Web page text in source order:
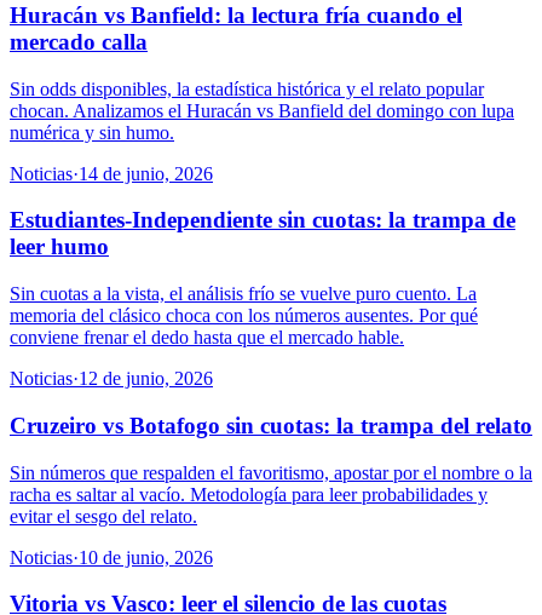
Huracán vs Banfield: la lectura fría cuando el
mercado calla
Sin odds disponibles, la estadística histórica y el relato popular
chocan. Analizamos el Huracán vs Banfield del domingo con lupa
numérica y sin humo.
Noticias·14 de junio, 2026
Estudiantes-Independiente sin cuotas: la trampa de
leer humo
Sin cuotas a la vista, el análisis frío se vuelve puro cuento. La
memoria del clásico choca con los números ausentes. Por qué
conviene frenar el dedo hasta que el mercado hable.
Noticias·12 de junio, 2026
Cruzeiro vs Botafogo sin cuotas: la trampa del relato
Sin números que respalden el favoritismo, apostar por el nombre o la
racha es saltar al vacío. Metodología para leer probabilidades y
evitar el sesgo del relato.
Noticias·10 de junio, 2026
Vitoria vs Vasco: leer el silencio de las cuotas